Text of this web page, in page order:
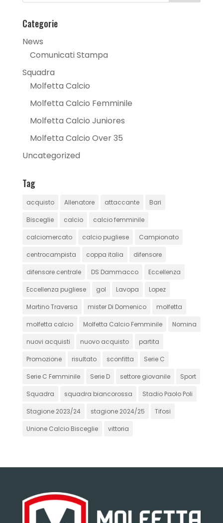
Categorie
News
Comunicati Stampa
Squadra
Molfetta Calcio
Molfetta Calcio Femminile
Molfetta Calcio Juniores
Molfetta Calcio Over 35
Uncategorized
Tag
acquisto Allenatore attaccante Bari
Bisceglie calcio calcio femminile
calciomercato calcio pugliese Campionato
centrocampista coppa italia difensore
difensore centrale DS Dammacco Eccellenza
Eccellenza pugliese gol Lavopa Lopez
Martino Traversa mister Di Domenico molfetta
molfetta calcio Molfetta Calcio Femminile Nomina
nuovi acquisti nuovo acquisto partita
Promozione risultato sconfitta Serie C
Serie C Femminile Serie D settore giovanile Sport
Squadra squadra biancorossa Stadio Paolo Poli
Stagione 2023/24 stagione 2024/25 Tifosi
Unione Calcio Bisceglie vittoria